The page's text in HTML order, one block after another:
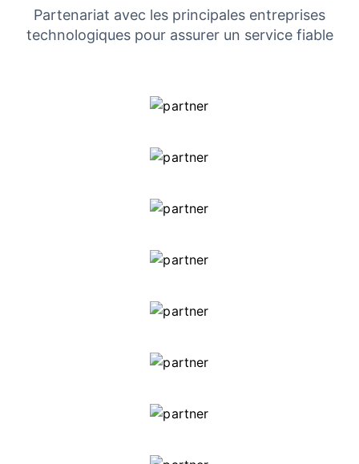
Partenariat avec les principales entreprises
technologiques pour assurer un service fiable